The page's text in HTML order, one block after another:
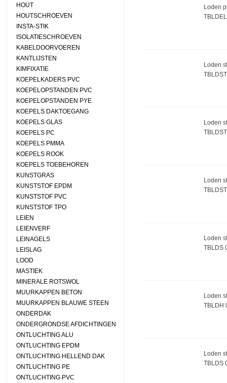
HOUT
HOUTSCHROEVEN
INSTA-STIK
ISOLATIESCHROEVEN
KABELDOORVOEREN
KANTLIJSTEN
KIMFIXATIE
KOEPELKADERS PVC
KOEPELOPSTANDEN PVC
KOEPELOPSTANDEN PYE
KOEPELS DAKTOEGANG
KOEPELS GLAS
KOEPELS PC
KOEPELS PMMA
KOEPELS ROOK
KOEPELS TOEBEHOREN
KUNSTGRAS
KUNSTSTOF EPDM
KUNSTSTOF PVC
KUNSTSTOF TPO
LEIEN
LEIENVERF
LEINAGELS
LEISLAG
LOOD
MASTIEK
MINERALE ROTSWOL
MUURKAPPEN BETON
MUURKAPPEN BLAUWE STEEN
ONDERDAK
ONDERGRONDSE AFDICHTINGEN
ONTLUCHTING ALU
ONTLUCHTING EPDM
ONTLUCHTING HELLEND DAK
ONTLUCHTING PE
ONTLUCHTING PVC
Loden
Loden
Loden
Loden
Loden
TBLDS
Loden
TBLDH
Loden
TBLDS